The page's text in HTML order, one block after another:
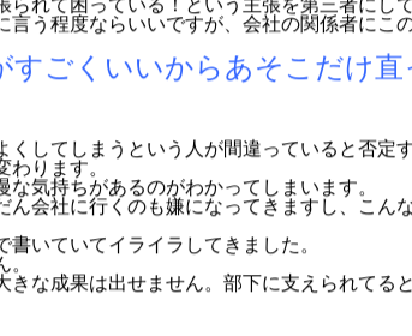
下の愚痴）
れて困っている！という主張を第三者にし
言う程度ならいいですが、会社の関係者にこ
すごくいいからあそこだけ
してしまうという人が間違っていると否定
わります。
会社に行くのも嫌になってきますし、こん
いていてイライラしてきました。
な成果は出せません。部下に支えられてる